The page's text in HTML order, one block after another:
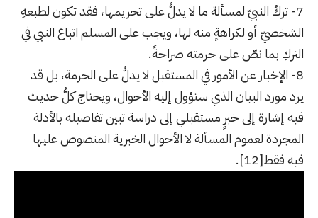
7- تركُ النبيّ لمسألة ما لا يدلُّ على تحريمها، فقد تكون لطبعهِ
الشخصيّ أو لكراهةٍ منه لها، ويجب على المسلم اتباع النبي في
التركِ بما نصّ على حرمته صراحةً.
8- الإخبار عن الأمور في المستقبل لا يدلُّ على الحرمة، بل قد
يرد مورد البيان الذي ستؤول إليه الأحوال، ويحتاج كلُّ حديث
فيه إشارة إلى خبرٍ مستقبلي إلى دراسة تبين تفاصيله بالأدلة
المجردة لعموم المسألة لا الأحوال الخبرية المنصوص عليها
فيه فقط[12]
.